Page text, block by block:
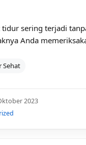
tidur sering terjadi
Anda
Sehat
2023